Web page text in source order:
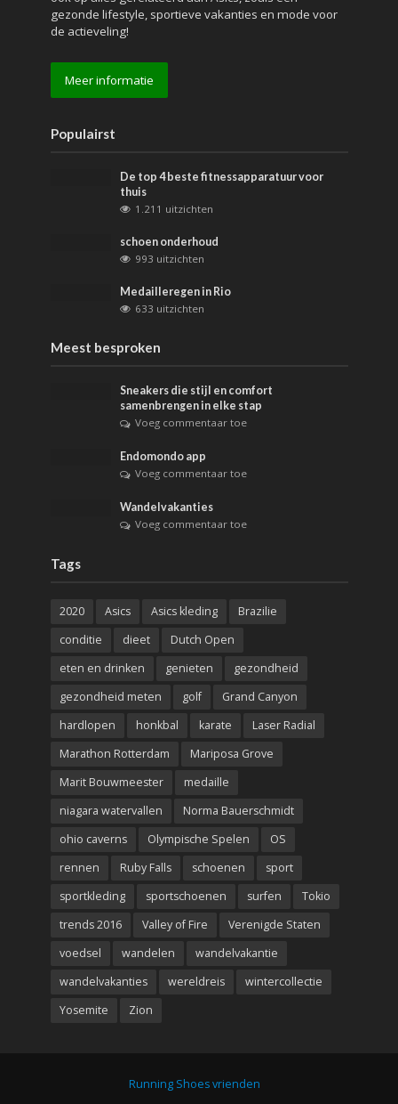
gezonde lifestyle, sportieve vakanties en mode voor
de actieveling!
Meer informatie
Populairst
De top 4 beste fitnessapparatuur voor
thuis
1.211 uitzichten
schoen onderhoud
993 uitzichten
Medailleregen in Rio
633 uitzichten
Meest besproken
Sneakers die stijl en comfort
samenbrengen in elke stap
Voeg commentaar toe
Endomondo app
Voeg commentaar toe
Wandelvakanties
Voeg commentaar toe
Tags
2020 Asics Asics kleding
Brazilie
conditie
dieet
Dutch Open
eten en drinken
genieten
gezondheid
gezondheid meten
golf
Grand Canyon
hardlopen
honkbal karate
Laser Radial
Marathon Rotterdam
Mariposa Grove
Marit Bouwmeester
medaille
niagara watervallen
Norma Bauerschmidt
ohio caverns
Olympische Spelen
OS
rennen
Ruby Falls schoenen
sport
sportkleding
sportschoenen surfen
Tokio
trends 2016
Valley of Fire
Verenigde Staten
voedsel
wandelen
wandelvakantie
wandelvakanties
wereldreis
wintercollectie
Yosemite
Zion
Running Shoes vrienden